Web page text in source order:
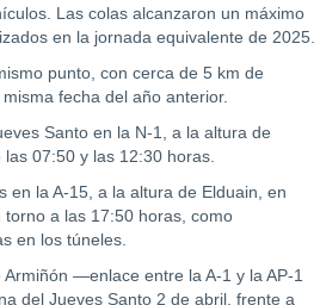
Las colas alcanzaron un máximo
en la jornada equivalente de 2025.
punto, con cerca de 5 km de
fecha del año anterior.
Santo en la N-1, a la altura de
07:50 y las 12:30 horas.
en la A-15, a la altura de Elduain, en
a las 17:50 horas, como
en los túneles.
—enlace entre la A-1 y la AP-1
del Jueves Santo 2 de abril, frente a